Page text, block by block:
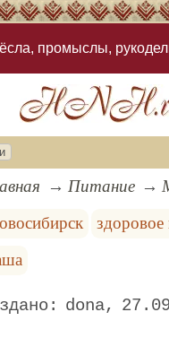
промыслы,
Питание
здоровое
dona